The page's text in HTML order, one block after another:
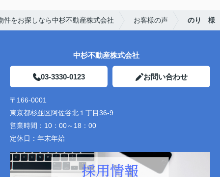
件をお探しなら中杉不動産株式会社 お客様の声 のり 様
中杉不動産株式会社
03-3330-0123 お問い合わせ
〒166-0001
東京都杉並区阿佐谷北１丁目36-9
営業時間： 10：00～18：00
定休日： 年末年始